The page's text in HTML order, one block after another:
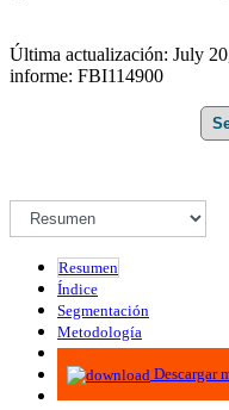
Última actualización: July
informe: FBI114900
Resumen
Índice
Segmentación
Metodología
Infografías
Descargar